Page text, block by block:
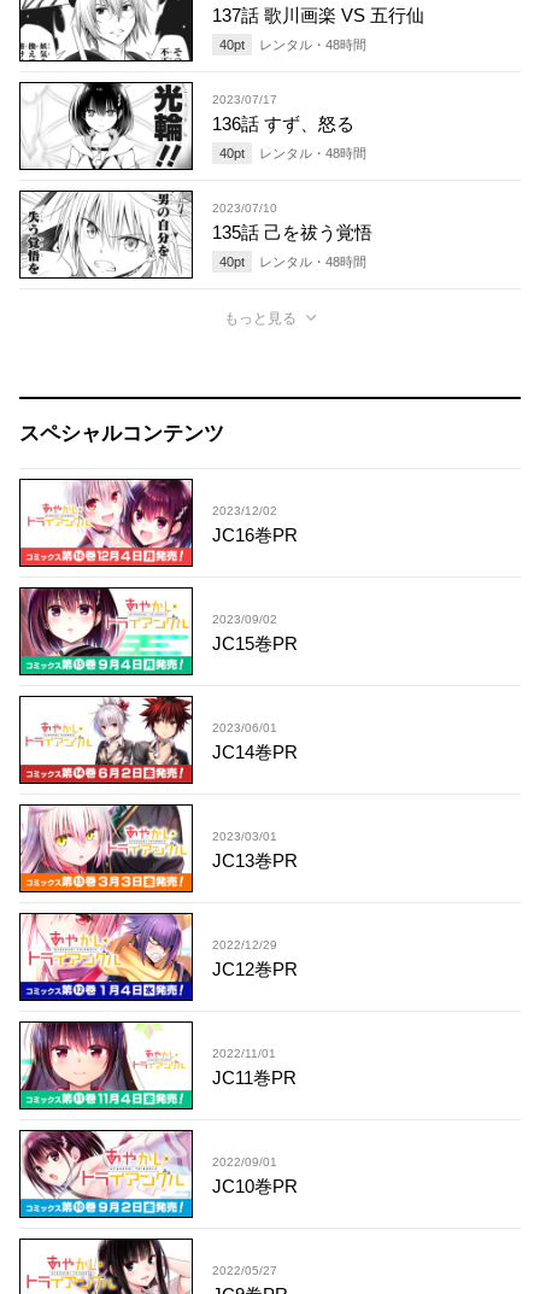
137話 歌川画楽 VS 五行仙
40pt レンタル・ 48時間
2023/07/17
136話 すず、怒る
40pt レンタル・ 48時間
2023/07/10
135話 己を祓う覚悟
40pt レンタル・ 48時間
もっと見る
スペシャルコンテンツ
2023/12/02
JC16巻PR
2023/09/02
JC15巻PR
2023/06/01
JC14巻PR
2023/03/01
JC13巻PR
2022/12/29
JC12巻PR
2022/11/01
JC11巻PR
2022/09/01
JC10巻PR
2022/05/27